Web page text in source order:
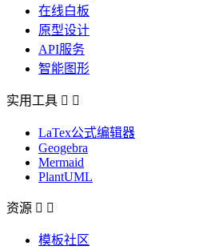
在线白板
原型设计
API服务
智能图形
实用工具  
LaTex公式编辑器
Geogebra
Mermaid
PlantUML
资源  
模板社区